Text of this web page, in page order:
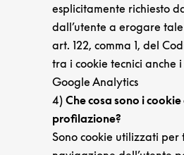
esplicitamente richiesto
dall’utente a erogare tale
art. 122, comma 1, del
tra i cookie tecnici anche
Google Analytics
4) Che cosa sono i cookie
profilazione?
Sono cookie utilizzati per